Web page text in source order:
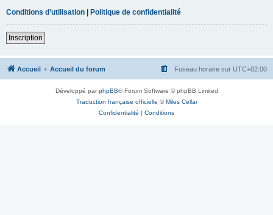
Conditions d’utilisation | Politique de confidentialité
Inscription
Accueil Accueil du forum Fuseau horaire sur UTC+02:00
Développé parphpBB® Forum Software © phpBB Limited
Traduction française officielle ©Miles Cellar
Confidentialité | Conditions